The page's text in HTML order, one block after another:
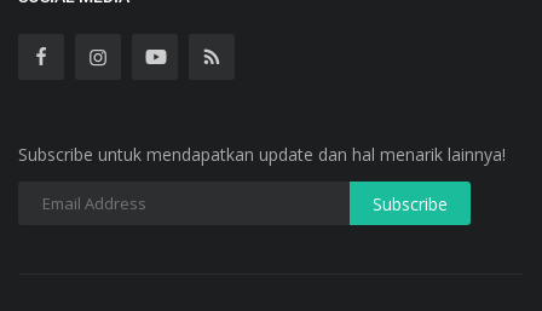
Subscribe untuk mendapatkan update dan hal menarik lainnya!